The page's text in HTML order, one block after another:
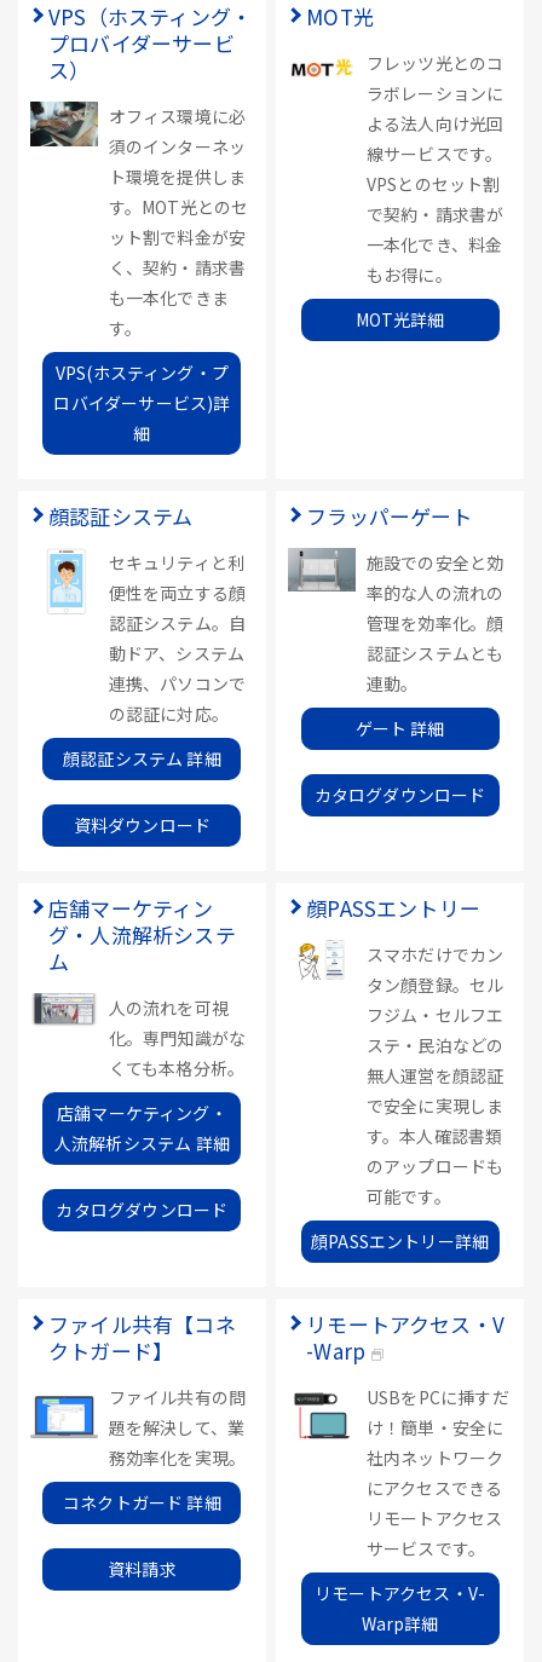
VPS（ホスティング・
プロバイダーサービ
ス）
オフィス環境に必
須のインターネッ
ト環境を提供しま
す。MOT光とのセ
ット割で料金が安
く、契約・請求書
も一本化できま
す。
VPS(ホスティング・プ
ロバイダーサービス)詳
細
MOT光
フレッツ光とのコ
ラボレーションに
よる法人向け光回
線サービスです。
VPSとのセット割
で契約・請求書が
一本化でき、料金
もお得に。
MOT光詳細
顔認証システム
セキュリティと利
便性を両立する顔
認証システム。自
動ドア、システム
連携、パソコンで
の認証に対応。
顔認証システム 詳細
資料ダウンロード
フラッパーゲート
施設での安全と効
率的な人の流れの
管理を効率化。顔
認証システムとも
連動。
ゲート 詳細
カタログダウンロード
店舗マーケティン
グ・人流解析システ
ム
人の流れを可視
化。専門知識がな
くても本格分析。
店舗マーケティング・
人流解析システム 詳細
カタログダウンロード
顔PASSエントリー
スマホだけでカン
タン顔登録。セル
フジム・セルフエ
ステ・民泊などの
無人運営を顔認証
で安全に実現しま
す。本人確認書類
のアップロードも
可能です。
顔PASSエントリー詳細
ファイル共有【コネ
クトガード】
ファイル共有の問
題を解決して、業
務効率化を実現。
コネクトガード 詳細
資料請求
リモートアクセス・V
-Warp
USBをPCに挿すだ
け！簡単・安全に
社内ネットワーク
にアクセスできる
リモートアクセス
サービスです。
リモートアクセス・V-
Warp詳細